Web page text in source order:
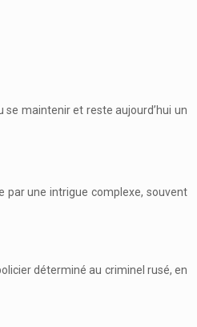
maintenir et reste aujourd’hui un
par une intrigue complexe, souvent
déterminé au criminel rusé, en